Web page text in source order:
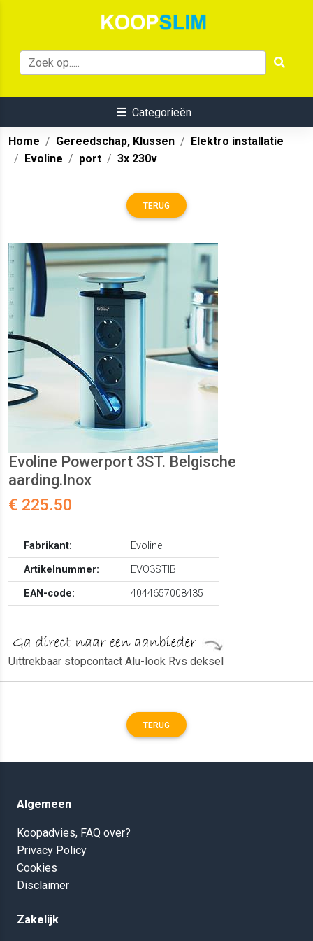
Categorieën
Home Gereedschap, Klussen
Elektro installatie
Evoline
port 3x 230v
TERUG
Evoline Powerport 3ST. Belgische
aarding.Inox
€ 225.50
Fabrikant:
Evoline
Artikelnummer:
EVO3STIB
EAN-code:
4044657008435
Uittrekbaar stopcontact Alu-look Rvs deksel
TERUG
Algemeen
Koopadvies, FAQ over?
Privacy Policy
Cookies
Disclaimer
Zakelijk